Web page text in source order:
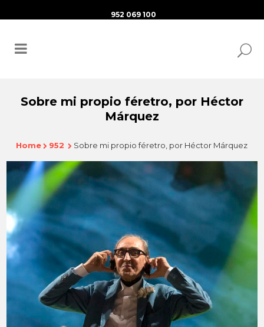
952 069 100
Sobre mi propio féretro, por Héctor
Márquez
Home 952 Sobre mi propio féretro, por Héctor Márquez